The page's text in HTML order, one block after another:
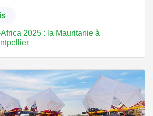
2025 : la Mauritanie à